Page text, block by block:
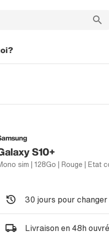
S10+
sim | 128Go | Rouge | Etat
30 jours pour
Livraison en 48h